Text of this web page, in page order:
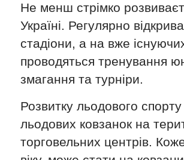
Не менш стрімко
Україні. Регулярно
стадіони, а на вже
проводяться тренування
змагання та турніри.
Розвитку льодового спорту
льодових ковзанок на
торговельних центрів.